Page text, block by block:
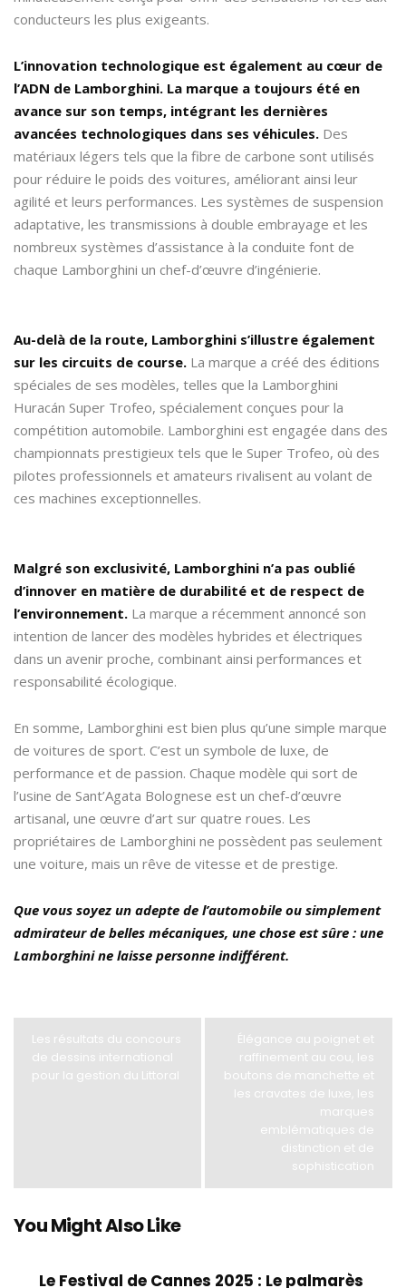
conducteurs les plus exigeants.
L’innovation technologique est également au cœur de
l’ADN de Lamborghini. La marque a toujours été en
avance sur son temps, intégrant les dernières
avancées technologiques dans ses véhicules. Des
matériaux légers tels que la fibre de carbone sont utilisés
pour réduire le poids des voitures, améliorant ainsi leur
agilité et leurs performances. Les systèmes de suspension
adaptative, les transmissions à double embrayage et les
nombreux systèmes d’assistance à la conduite font de
chaque Lamborghini un chef-d’œuvre d’ingénierie.
Au-delà de la route, Lamborghini s’illustre également
sur les circuits de course. La marque a créé des éditions
spéciales de ses modèles, telles que la Lamborghini
Huracán Super Trofeo, spécialement conçues pour la
compétition automobile. Lamborghini est engagée dans des
championnats prestigieux tels que le Super Trofeo, où des
pilotes professionnels et amateurs rivalisent au volant de
ces machines exceptionnelles.
Malgré son exclusivité, Lamborghini n’a pas oublié
d’innover en matière de durabilité et de respect de
l’environnement. La marque a récemment annoncé son
intention de lancer des modèles hybrides et électriques
dans un avenir proche, combinant ainsi performances et
responsabilité écologique.
En somme, Lamborghini est bien plus qu’une simple marque
de voitures de sport. C’est un symbole de luxe, de
performance et de passion. Chaque modèle qui sort de
l’usine de Sant’Agata Bolognese est un chef-d’œuvre
artisanal, une œuvre d’art sur quatre roues. Les
propriétaires de Lamborghini ne possèdent pas seulement
une voiture, mais un rêve de vitesse et de prestige.
Que vous soyez un adepte de l’automobile ou simplement
admirateur de belles mécaniques, une chose est sûre : une
Lamborghini ne laisse personne indifférent.
Les résultats du concours
de dessins international
pour la gestion du Littoral
Élégance au poignet et
raffinement au cou, les
boutons de manchette et
les cravates de luxe, les
marques
emblématiques de
distinction et de
sophistication
You Might Also Like
Le Festival de Cannes 2025 : Le palmarès